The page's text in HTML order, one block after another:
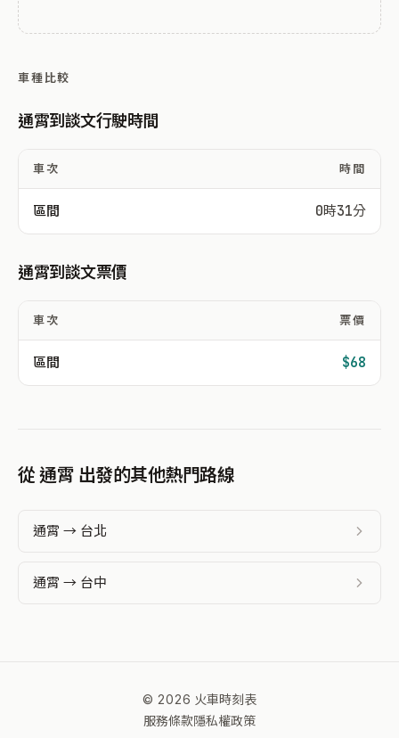
車種比較
通霄到談文行駛時間
車次 時間
區間 0時31分
通霄到談文票價
車次 票價
區間 $68
從 通霄 出發的其他熱門路線
通霄 → 台北
通霄 → 台中
© 2026 火車時刻表
服務條款隱私權政策